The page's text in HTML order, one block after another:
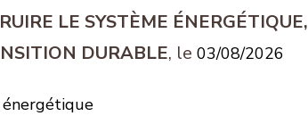
LE SYSTÈME ÉNERGÉTIQUE,
DURABLE
03/08/2026